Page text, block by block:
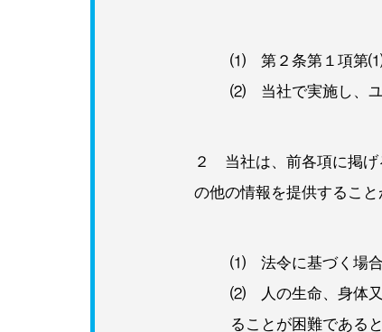
⑴ 第２条第１項第⑴
⑵ 当社で実施し、ユ
２ 当社は、前各項に掲げ
の他の情報を提供すること
⑴ 法令に基づく場合
⑵ 人の生命、身体又
ることが困難であると